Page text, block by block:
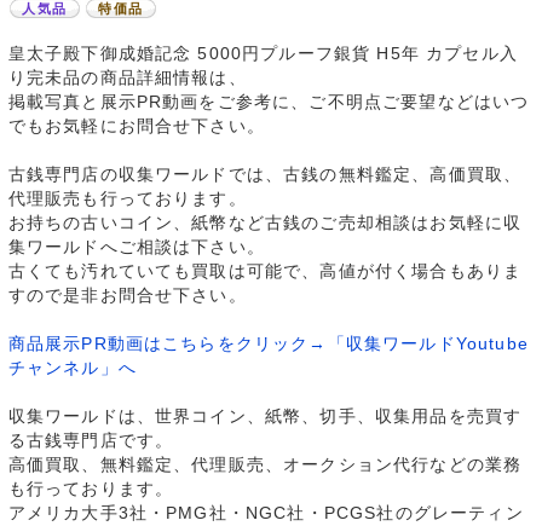
人気品 特価品
皇太子殿下御成婚記念 5000円プルーフ銀貨 H5年 カプセル入
り完未品の商品詳細情報は、
掲載写真と展示PR動画をご参考に、ご不明点ご要望などはいつ
でもお気軽にお問合せ下さい。
古銭専門店の収集ワールドでは、古銭の無料鑑定、高価買取、
代理販売も行っております。
お持ちの古いコイン、紙幣など古銭のご売却相談はお気軽に収
集ワールドへご相談は下さい。
古くても汚れていても買取は可能で、高値が付く場合もありま
すので是非お問合せ下さい。
商品展示PR動画はこちらをクリック→「収集ワールドYoutube
チャンネル」へ
収集ワールドは、世界コイン、紙幣、切手、収集用品を売買す
る古銭専門店です。
高価買取、無料鑑定、代理販売、オークション代行などの業務
も行っております。
アメリカ大手3社・PMG社・NGC社・PCGS社のグレーティン